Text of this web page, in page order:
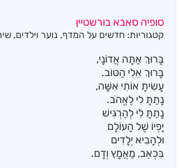
סופיה סאבא בורשטיין
קטגוריות: חדשים על המדף, נוער וילדים,
בָּרוּךְ אַתָּה אֲדוֹנָי,
בָּרוּךְ אֵלִי הַטּוֹב.
עָשִׂיתָ אוֹתִי אִשָּׁה,
נָתַתָּ לִי לֶאֱהֹב.
נָתַתָּ לִי לְהַרְגִּישׁ
יָפְיוֹ שֶׁל הָעוֹלָם
וּלְהָבִיא יְלָדִים
בִּכְאֵב, מַאֲמָץ וְדָם.